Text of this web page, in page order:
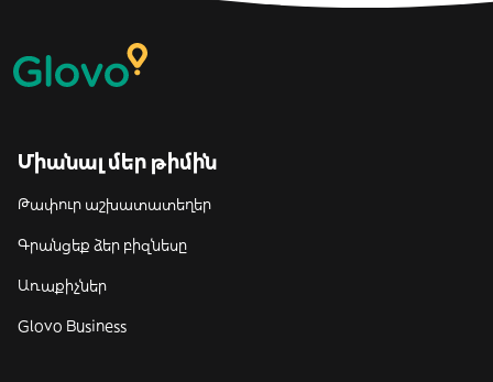
Միանալ մեր թիմին
Թափուր աշխատատեղեր
Գրանցեք ձեր բիզնեսը
Առաքիչներ
Glovo Business